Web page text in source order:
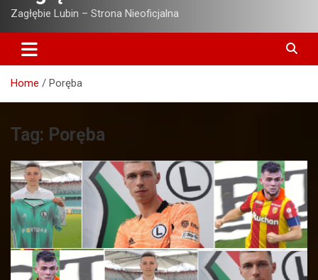
Zagłębie Lubin – Strona Nieoficjalna
Home Poręba
Tag: Poręba